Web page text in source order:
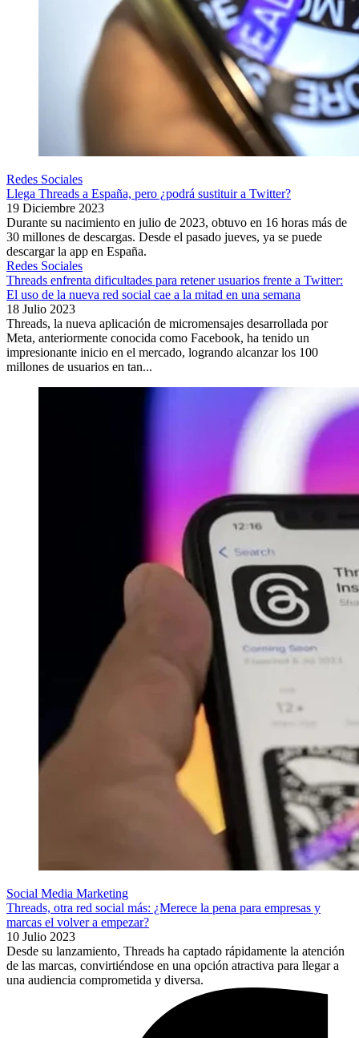
Redes Sociales
Llega Threads a España, pero ¿podrá sustituir a Twitter?
19 Diciembre 2023
Durante su nacimiento en julio de 2023, obtuvo en 16 horas más de
30 millones de descargas. Desde el pasado jueves, ya se puede
descargar la app en España.
Redes Sociales
Threads enfrenta dificultades para retener usuarios frente a Twitter:
El uso de la nueva red social cae a la mitad en una semana
18 Julio 2023
Threads, la nueva aplicación de micromensajes desarrollada por
Meta, anteriormente conocida como Facebook, ha tenido un
impresionante inicio en el mercado, logrando alcanzar los 100
millones de usuarios en tan...
Social Media Marketing
Threads, otra red social más: ¿Merece la pena para empresas y
marcas el volver a empezar?
10 Julio 2023
Desde su lanzamiento, Threads ha captado rápidamente la atención
de las marcas, convirtiéndose en una opción atractiva para llegar a
una audiencia comprometida y diversa.